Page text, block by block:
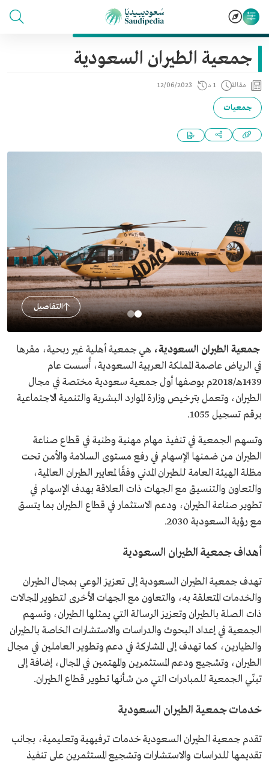
جمعية الطيران السعودية
مقالة 1 د 12/06/2023
جمعيات
التفاصيل
جمعية الطيران السعودية، هي جمعية أهلية غير ربحية، مقرها
في الرياض عاصمة المملكة العربية السعودية، أُسست عام
1439هـ/2018م بوصفها أول جمعية سعودية مختصة في مجال
الطيران، وتعمل بترخيص وزارة الموارد البشرية والتنمية الاجتماعية
برقم تسجيل 1055.
وتسهم الجمعية في تنفيذ مهام مهنية وطنية في قطاع صناعة
الطيران من ضمنها الإسهام في رفع مستوى السلامة والأمن تحت
مظلة الهيئة العامة للطيران المدني وفقًا لمعايير الطيران العالمية،
والتعاون والتنسيق مع الجهات ذات العلاقة بهدف الإسهام في
تطوير صناعة الطيران، ودعم الاستثمار في قطاع الطيران بما يتسق
مع رؤية السعودية 2030.
أهداف جمعية الطيران السعودية
تهدف جمعية الطيران السعودية إلى تعزيز الوعي بمجال الطيران
والخدمات المتعلقة به، والتعاون مع الجهات الأخرى لتطوير المجالات
ذات الصلة بالطيران وتعزيز الرسالة التي يمثلها الطيران، وتسهم
الجمعية في إعداد البحوث والدراسات والاستشارات الخاصة بالطيران
والطيارين، كما تهدف إلى المشاركة في دعم وتطوير العاملين في مجال
الطيران، وتشجيع ودعم المستثمرين والمهتمين في المجال، إضافة إلى
تبنّي الجمعية للمبادرات التي من شأنها تطوير قطاع الطيران.
خدمات جمعية الطيران السعودية
تقدم جمعية الطيران السعودية خدمات ترفيهية وتعليمية، بجانب
تقديمها للدراسات والاستشارات وتشجيع المستثمرين على تنفيذ